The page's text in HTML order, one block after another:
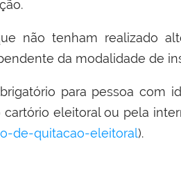
não tenham realizado
da modalidade de
para pessoa com
eleitoral ou pela
de-quitacao-eleitoral).